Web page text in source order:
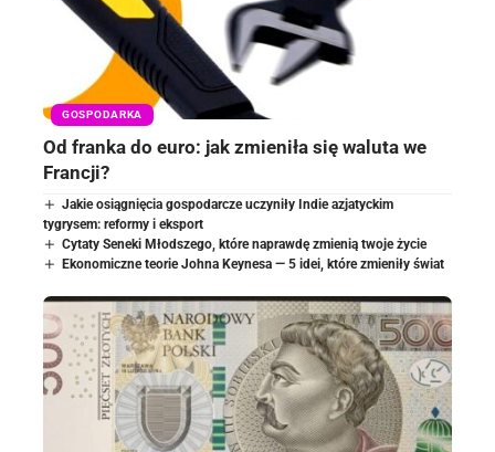
GOSPODARKA
Od franka do euro: jak zmieniła się waluta we
Francji?
Jakie osiągnięcia gospodarcze uczyniły Indie azjatyckim
tygrysem: reformy i eksport
Cytaty Seneki Młodszego, które naprawdę zmienią twoje życie
Ekonomiczne teorie Johna Keynesa — 5 idei, które zmieniły świat